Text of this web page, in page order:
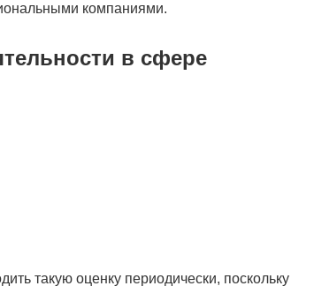
компаниями.
в сфере
такую оценку периодически, поскольку